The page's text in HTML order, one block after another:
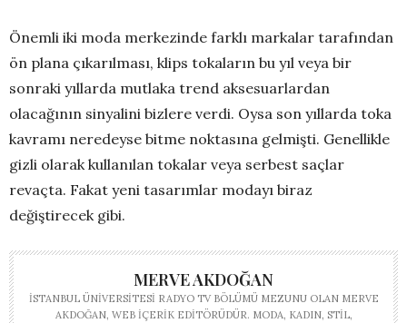
Önemli iki moda merkezinde farklı markalar tarafından
ön plana çıkarılması, klips tokaların bu yıl veya bir
sonraki yıllarda mutlaka trend aksesuarlardan
olacağının sinyalini bizlere verdi. Oysa son yıllarda toka
kavramı neredeyse bitme noktasına gelmişti. Genellikle
gizli olarak kullanılan tokalar veya serbest saçlar
revaçta. Fakat yeni tasarımlar modayı biraz
değiştirecek gibi.
MERVE AKDOĞAN
İSTANBUL ÜNIVERSITESI RADYO TV BÖLÜMÜ MEZUNU OLAN MERVE
AKDOĞAN, WEB IÇERIK EDITÖRÜDÜR. MODA, KADIN, STIL,